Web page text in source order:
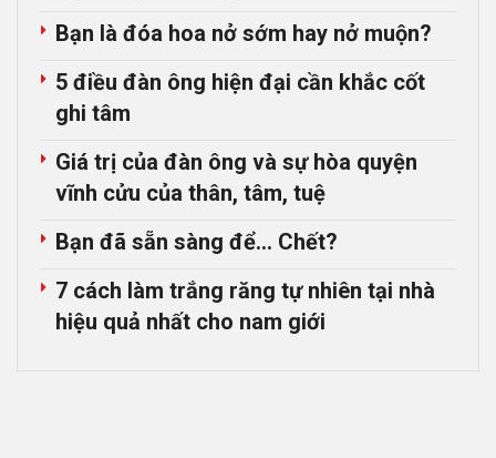
Bạn là đóa hoa nở sớm hay nở muộn?
5 điều đàn ông hiện đại cần khắc cốt
ghi tâm
Giá trị của đàn ông và sự hòa quyện
vĩnh cửu của thân, tâm, tuệ
Bạn đã sẵn sàng để… Chết?
7 cách làm trắng răng tự nhiên tại nhà
hiệu quả nhất cho nam giới